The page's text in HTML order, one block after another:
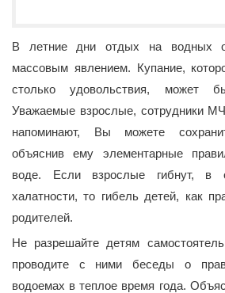
В летние дни отдых на водных
массовым явлением. Купание,
столько удовольствия, может
Уважаемые взрослые, сотрудники
напоминают, Вы можете
объяснив ему элементарные
воде. Если взрослые гибнут, в
халатности, то гибель детей, как
родителей.
Не разрешайте детям
проводите с ними беседы о
водоемах в теплое время года.